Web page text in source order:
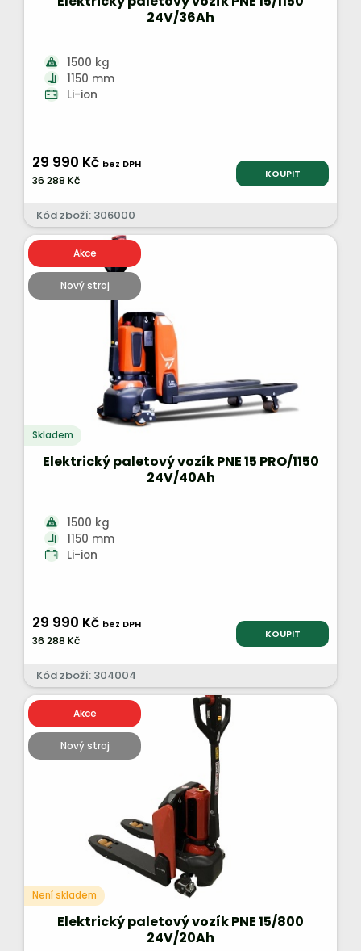
24V/36Ah
1500 kg
1150 mm
Li-ion
29 990 Kč bez DPH
36 288 Kč KOUPIT
Kód zboží: 306000
Akce
Nový stroj
Skladem
Elektrický paletový vozík PNE 15 PRO/1150
24V/40Ah
1500 kg
1150 mm
Li-ion
29 990 Kč bez DPH
36 288 Kč KOUPIT
Kód zboží: 304004
Akce
Nový stroj
Není skladem
Elektrický paletový vozík PNE 15/800
24V/20Ah